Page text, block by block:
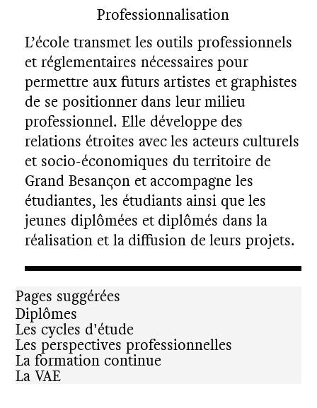
Professionnalisation
L’école transmet les outils professionnels
et réglementaires nécessaires pour
permettre aux futurs artistes et graphistes
de se positionner dans leur milieu
professionnel. Elle développe des
relations étroites avec les acteurs culturels
et socio-économiques du territoire de
Grand Besançon et accompagne les
étudiantes, les étudiants ainsi que les
jeunes diplômées et diplômés dans la
réalisation et la diffusion de leurs projets.
Pages suggérées
Diplômes
Les cycles d'étude
Les perspectives professionnelles
La formation continue
La VAE